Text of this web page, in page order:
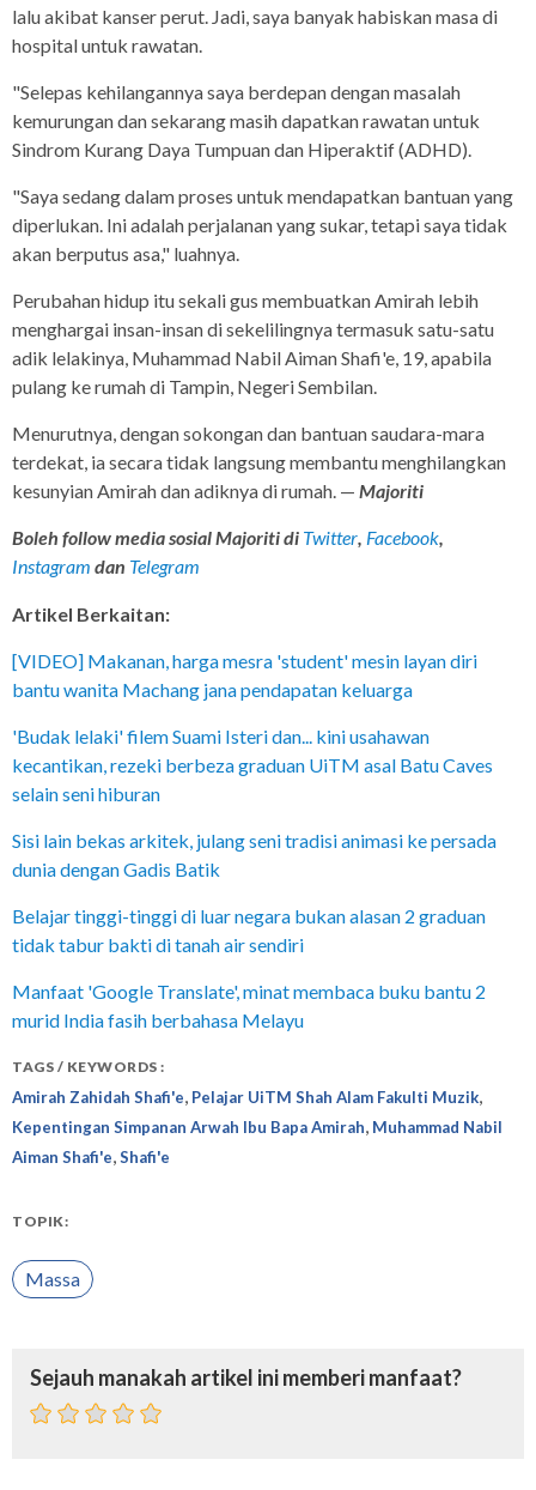
lalu akibat kanser perut. Jadi, saya banyak habiskan masa di
hospital untuk rawatan.
"Selepas kehilangannya saya berdepan dengan masalah
kemurungan dan sekarang masih dapatkan rawatan untuk
Sindrom Kurang Daya Tumpuan dan Hiperaktif (ADHD).
"Saya sedang dalam proses untuk mendapatkan bantuan yang
diperlukan. Ini adalah perjalanan yang sukar, tetapi saya tidak
akan berputus asa," luahnya.
Perubahan hidup itu sekali gus membuatkan Amirah lebih
menghargai insan-insan di sekelilingnya termasuk satu-satu
adik lelakinya, Muhammad Nabil Aiman Shafi'e, 19, apabila
pulang ke rumah di Tampin, Negeri Sembilan.
Menurutnya, dengan sokongan dan bantuan saudara-mara
terdekat, ia secara tidak langsung membantu menghilangkan
kesunyian Amirah dan adiknya di rumah. — Majoriti
Boleh follow media sosial Majoriti di Twitter, Facebook,
Instagram dan Telegram
Artikel Berkaitan:
[VIDEO] Makanan, harga mesra 'student' mesin layan diri
bantu wanita Machang jana pendapatan keluarga
'Budak lelaki' filem Suami Isteri dan... kini usahawan
kecantikan, rezeki berbeza graduan UiTM asal Batu Caves
selain seni hiburan
Sisi lain bekas arkitek, julang seni tradisi animasi ke persada
dunia dengan Gadis Batik
Belajar tinggi-tinggi di luar negara bukan alasan 2 graduan
tidak tabur bakti di tanah air sendiri
Manfaat 'Google Translate', minat membaca buku bantu 2
murid India fasih berbahasa Melayu
TAGS / KEYWORDS :
Amirah Zahidah Shafi'e, Pelajar UiTM Shah Alam Fakulti Muzik,
Kepentingan Simpanan Arwah Ibu Bapa Amirah, Muhammad Nabil
Aiman Shafi'e,Shafi'e
TOPIK:
Massa
Sejauh manakah artikel ini memberi manfaat?